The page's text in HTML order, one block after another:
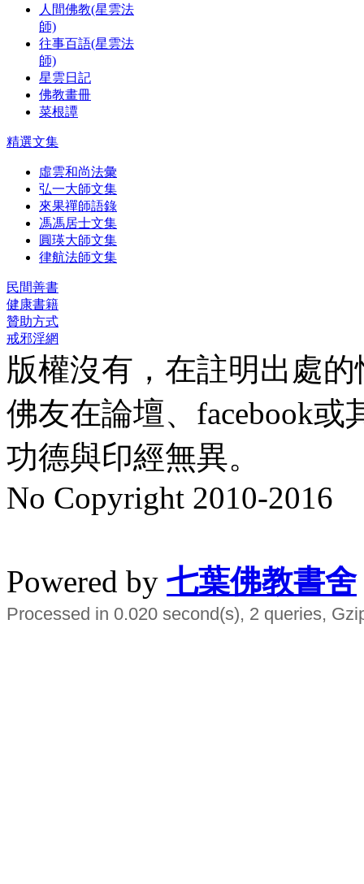
人間佛教(星雲法
師)
往事百語(星雲法
師)
星雲日記
佛教畫冊
菜根譚
精選文集
虛雲和尚法彙
弘一大師文集
來果禪師語錄
馮馮居士文集
圓瑛大師文集
律航法師文集
民間善書
健康書籍
贊助方式
戒邪淫網
版權沒有，在註明出處
佛友在論壇、facebook
功德與印經無異。
No Copyright 2010-2016
Powered by 七葉佛教書舍
Processed in 0.020 second(s), 2 queries,